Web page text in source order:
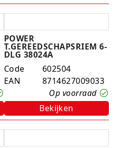
POWER
T.GEREEDSCHAPSRIEM 6-
DLG 38024A
Code
602504
EAN
8714627009033
Op voorraad
Bekijken